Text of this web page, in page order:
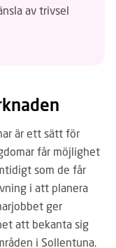
av trivsel
är ett sätt för
får möjlighet
som de får
i att planera
ger
att bekanta sig
i Sollentuna.